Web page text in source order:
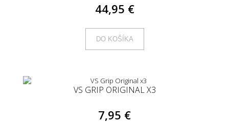
44,95 €
DO KOŠÍKA
VS GRIP ORIGINAL X3
7,95 €